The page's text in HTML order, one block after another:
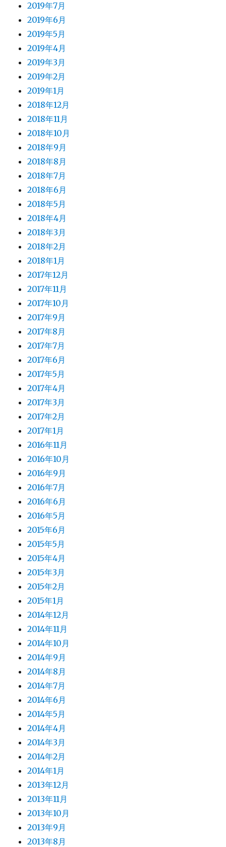
2019年7月
2019年6月
2019年5月
2019年4月
2019年3月
2019年2月
2019年1月
2018年12月
2018年11月
2018年10月
2018年9月
2018年8月
2018年7月
2018年6月
2018年5月
2018年4月
2018年3月
2018年2月
2018年1月
2017年12月
2017年11月
2017年10月
2017年9月
2017年8月
2017年7月
2017年6月
2017年5月
2017年4月
2017年3月
2017年2月
2017年1月
2016年11月
2016年10月
2016年9月
2016年7月
2016年6月
2016年5月
2015年6月
2015年5月
2015年4月
2015年3月
2015年2月
2015年1月
2014年12月
2014年11月
2014年10月
2014年9月
2014年8月
2014年7月
2014年6月
2014年5月
2014年4月
2014年3月
2014年2月
2014年1月
2013年12月
2013年11月
2013年10月
2013年9月
2013年8月